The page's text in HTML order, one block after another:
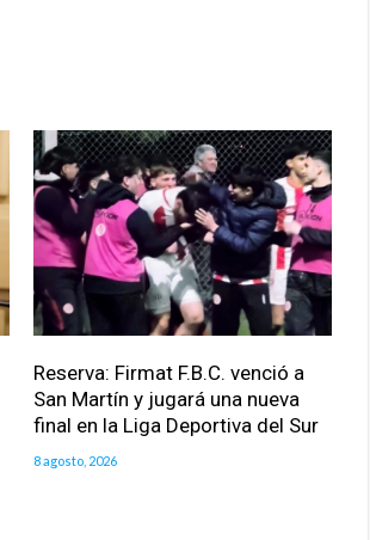
Reserva: Firmat F.B.C. venció a
San Martín y jugará una nueva
final en la Liga Deportiva del Sur
8 agosto, 2026